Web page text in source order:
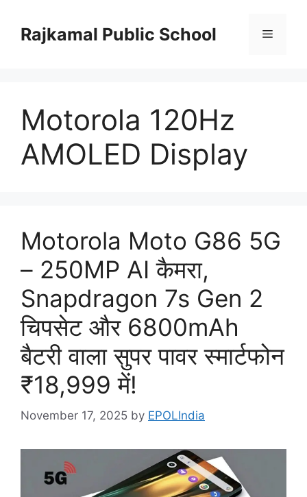
contentRajkamal Public School Menu
Motorola 120Hz
AMOLED Display
Motorola Moto G86 5G
– 250MP AI कैमरा,
Snapdragon 7s Gen 2
चिपसेट और 6800mAh
बैटरी वाला सुपर पावर स्मार्टफोन
₹18,999 में!
November 17, 2025 by EPOLIndia